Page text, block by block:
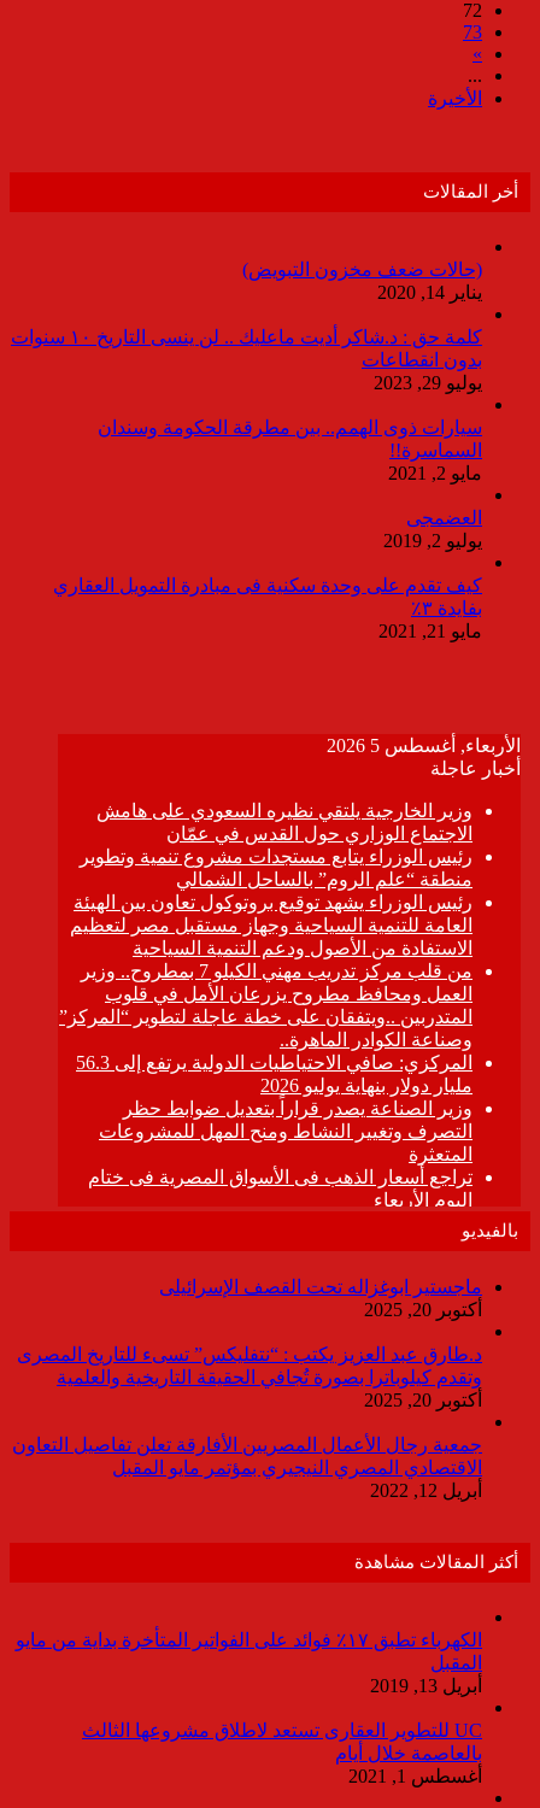
72
73
»
...
الأخيرة
أخر المقالات
(حالات ضعف مخزون التبويض)
يناير 14, 2020
كلمة حق : د.شاكر أديت ماعليك .. لن ينسى التاريخ ١٠ سنوات
بدون انقطاعات
يوليو 29, 2023
سيارات ذوى الهمم.. بين مطرقة الحكومة وسندان
السماسرة!!
مايو 2, 2021
العضمجى
يوليو 2, 2019
كيف تقدم على وحدة سكنية فى مبادرة التمويل العقاري
بفايدة ٣٪
مايو 21, 2021
بالفيديو
ماجستير ابوغزاله تحت القصف الإسرائيلى
أكتوبر 20, 2025
د.طارق عبد العزيز يكتب : “نتفليكس” تسىء للتاريخ المصرى
وتقدم كيلوباترا بصورة تُجافي الحقيقة التاريخية والعلمية
أكتوبر 20, 2025
جمعية رجال الأعمال المصريين الأفارقة تعلن تفاصيل التعاون
الاقتصادي المصري النيجيري بمؤتمر مايو المقبل
أبريل 12, 2022
أكثر المقالات مشاهدة
الكهرباء تطبق ١٧٪ فوائد على الفواتير المتأخرة بداية من مايو
المقبل
أبريل 13, 2019
UC للتطوير العقارى تستعد لاطلاق مشروعها الثالث
بالعاصمة خلال أيام
أغسطس 1, 2021